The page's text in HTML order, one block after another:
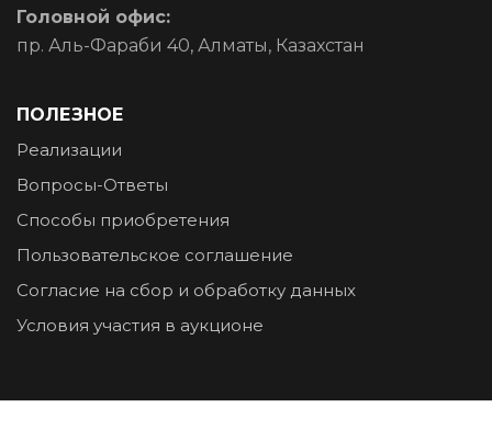
Головной офис:
пр. Аль-Фараби 40, Алматы, Казахстан
ПОЛЕЗНОЕ
Реализации
Вопросы-Ответы
Способы приобретения
Пользовательское соглашение
Согласие на сбор и обработку данных
Условия участия в аукционе